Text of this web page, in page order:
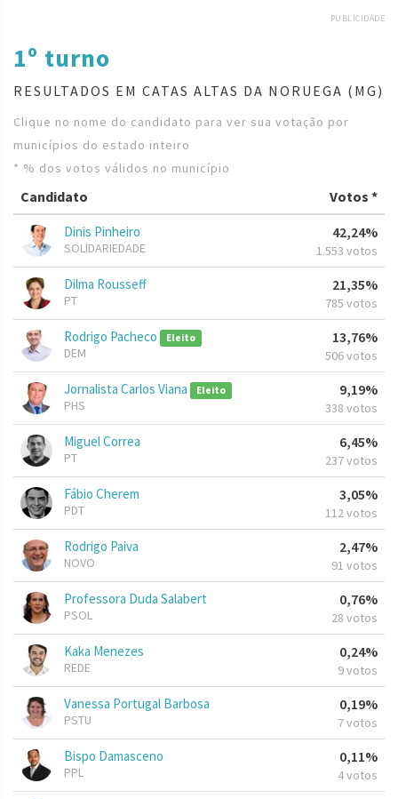
PUBLICIDADE
1º turno
RESULTADOS EM CATAS ALTAS DA NORUEGA (MG)
Clique no nome do candidato para ver sua votação por
municípios do estado inteiro
* % dos votos válidos no município
Candidato Votos *
Dinis Pinheiro
SOLIDARIEDADE
42,24%
1.553 votos
Dilma Rousseff
PT
21,35%
785 votos
Rodrigo Pacheco Eleito
DEM
13,76%
506 votos
Jornalista Carlos Viana Eleito
PHS
9,19%
338 votos
Miguel Correa
PT
6,45%
237 votos
Fábio Cherem
PDT
3,05%
112 votos
Rodrigo Paiva
NOVO
2,47%
91 votos
Professora Duda Salabert
PSOL
0,76%
28 votos
Kaka Menezes
REDE
0,24%
9 votos
Vanessa Portugal Barbosa
PSTU
0,19%
7 votos
Bispo Damasceno
PPL
0,11%
4 votos